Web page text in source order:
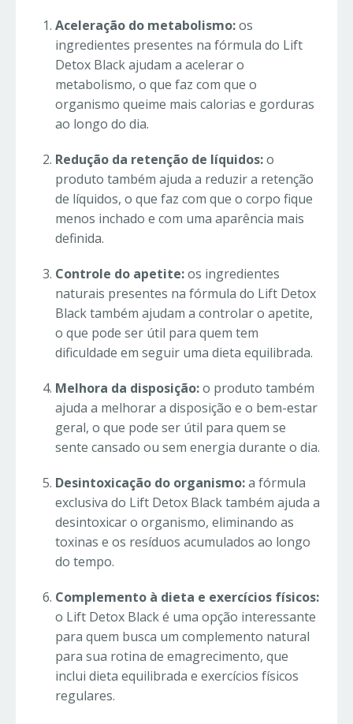
Aceleração do metabolismo:os
ingredientes presentes na fórmula do Lift
Detox Black ajudam a acelerar o
metabolismo, o que faz com que o
organismo queime mais calorias e gorduras
ao longo do dia.
Redução da retenção de líquidos:o
produto também ajuda a reduzir a retenção
de líquidos, o que faz com que o corpo fique
menos inchado e com uma aparência mais
definida.
Controle do apetite:os ingredientes
naturais presentes na fórmula do Lift Detox
Black também ajudam a controlar o apetite,
o que pode ser útil para quem tem
dificuldade em seguir uma dieta equilibrada.
Melhora da disposição:o produto também
ajuda a melhorar a disposição e o bem-estar
geral, o que pode ser útil para quem se
sente cansado ou sem energia durante o dia.
Desintoxicação do organismo:a fórmula
exclusiva do Lift Detox Black também ajuda a
desintoxicar o organismo, eliminando as
toxinas e os resíduos acumulados ao longo
do tempo.
Complemento à dieta e exercícios físicos:
o Lift Detox Black é uma opção interessante
para quem busca um complemento natural
para sua rotina de emagrecimento, que
inclui dieta equilibrada e exercícios físicos
regulares.